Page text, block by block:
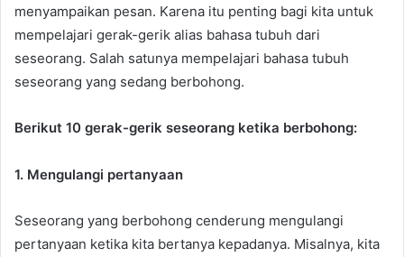
menyampaikan pesan. Karena itu penting bagi kita untuk
mempelajari gerak-gerik alias bahasa tubuh dari
seseorang. Salah satunya mempelajari bahasa tubuh
seseorang yang sedang berbohong.
Berikut 10 gerak-gerik seseorang ketika berbohong:
1. Mengulangi pertanyaan
Seseorang yang berbohong cenderung mengulangi
pertanyaan ketika kita bertanya kepadanya. Misalnya, kita